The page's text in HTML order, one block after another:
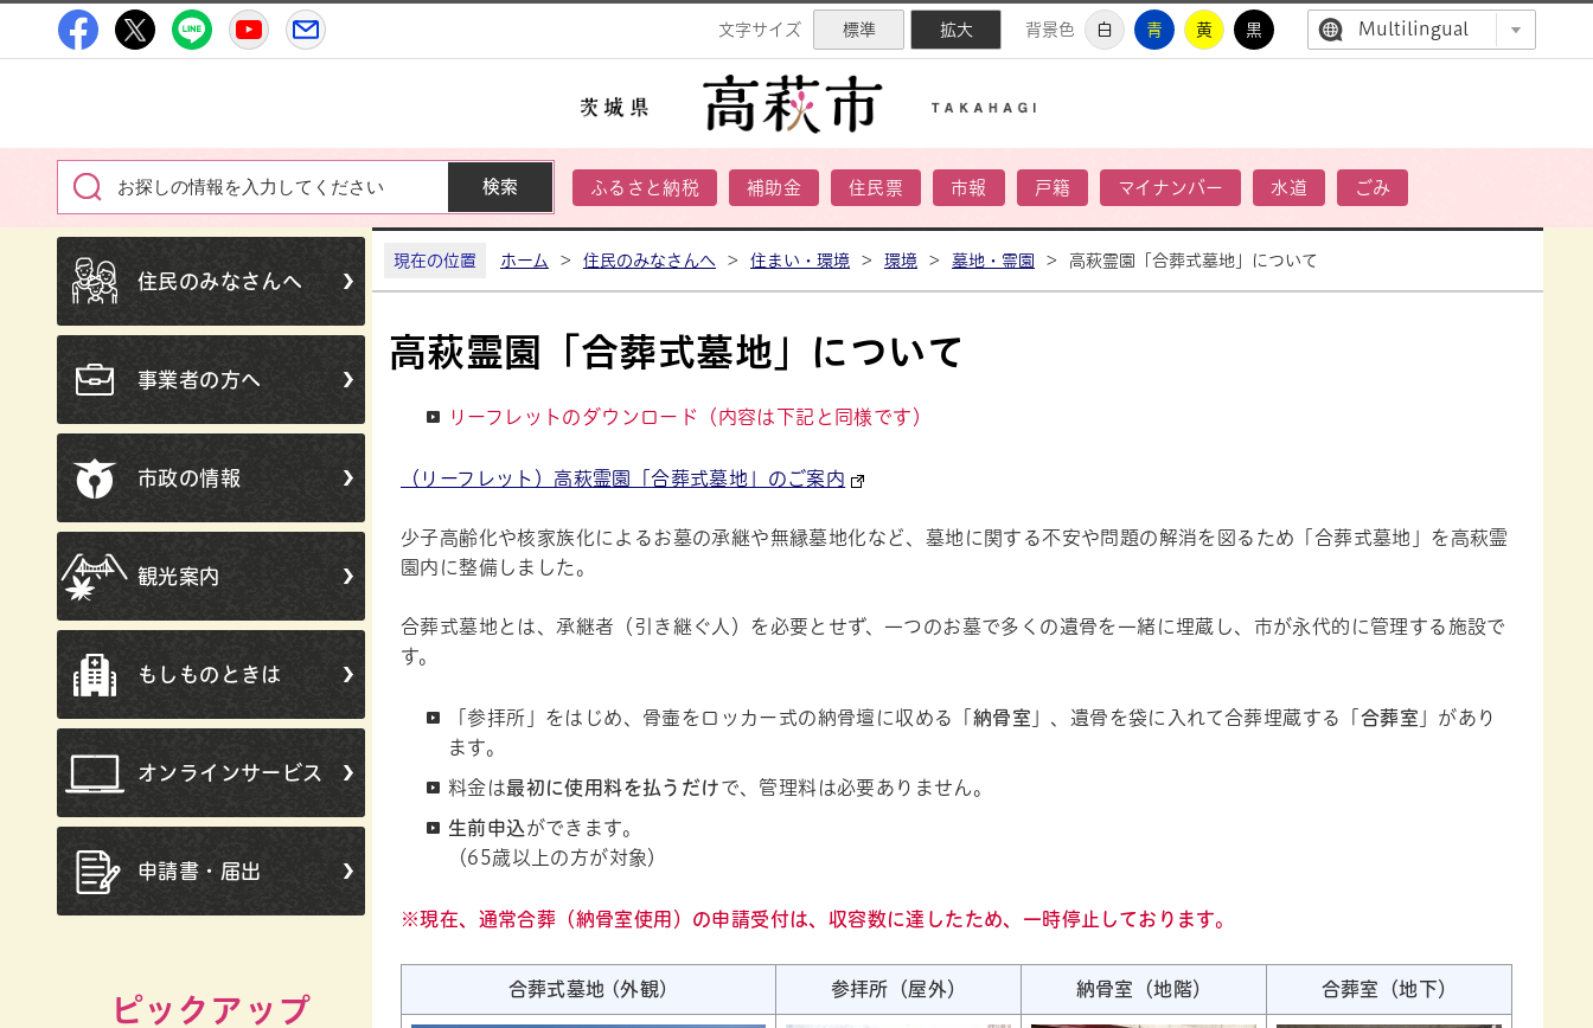
高萩市公式Facebook
高萩市公式X高萩市公式LINE
高萩市YouTube公式チャンネル 文字サイズ 標準 拡大 背景色 白 青 黄 黒 Multilingual
ふるさと納税 補助金 住民票 市報 戸籍 マイナンバー 水道 ごみ
住民のみなさんへ
事業者の方へ
市政の情報
観光案内
もしものときは
オンラインサービス
申請書・届出
ピックアップ
現在の位置 ホーム > 住民のみなさんへ > 住まい・環境 > 環境 > 墓地・霊園 > 高萩霊園「合葬式墓地」について
高萩霊園「合葬式墓地」について
リーフレットのダウンロード（内容は下記と同様です）
（リーフレット）高萩霊園「合葬式墓地」のご案内
少子高齢化や核家族化によるお墓の承継や無縁墓地化など、墓地に関する不安や問題の解消を図るため「合葬式墓地」を高萩霊
園内に整備しました。
合葬式墓地とは、承継者（引き継ぐ人）を必要とせず、一つのお墓で多くの遺骨を一緒に埋蔵し、市が永代的に管理する施設で
す。
「参拝所」をはじめ、骨壷をロッカー式の納骨壇に収める「 納骨室 」、遺骨を袋に入れて合葬埋蔵する「 合葬室 」があり
ます。
料金は最初に使用 料を払うだけで、管理料は必要ありません。
生前申込ができます。
（65歳以上の方が対象）
※現在、通常合葬（納骨室使用）の申請受付は、収容数に達したため、一時停止しております。
合葬式墓地 (外観) 参拝所（屋外） 納骨室（地階） 合葬室（地下）